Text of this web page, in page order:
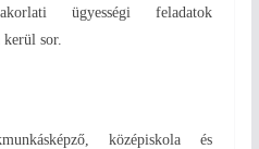
ügyességi feladatok
sor.
középiskola és